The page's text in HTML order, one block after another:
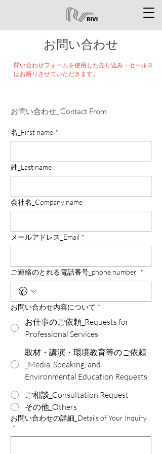
お問い合わせ
問い合わせフォームを使用した売り込み・セールス
はお断りさせていただきます。
お問い合わせ_Contact From
名_First name *
姓_Last name
会社名_Company name
メールアドレス_Email *
ご連絡のとれる電話番号_phone number *
お問い合わせ内容について *
お仕事のご依頼_Requests for
Professional Services
取材・講演・環境教育等のご依頼
_Media, Speaking, and
Environmental Education Requests
ご相談_Consultation Request
その他_Others
お問い合わせの詳細_Details of Your Inquiry
*